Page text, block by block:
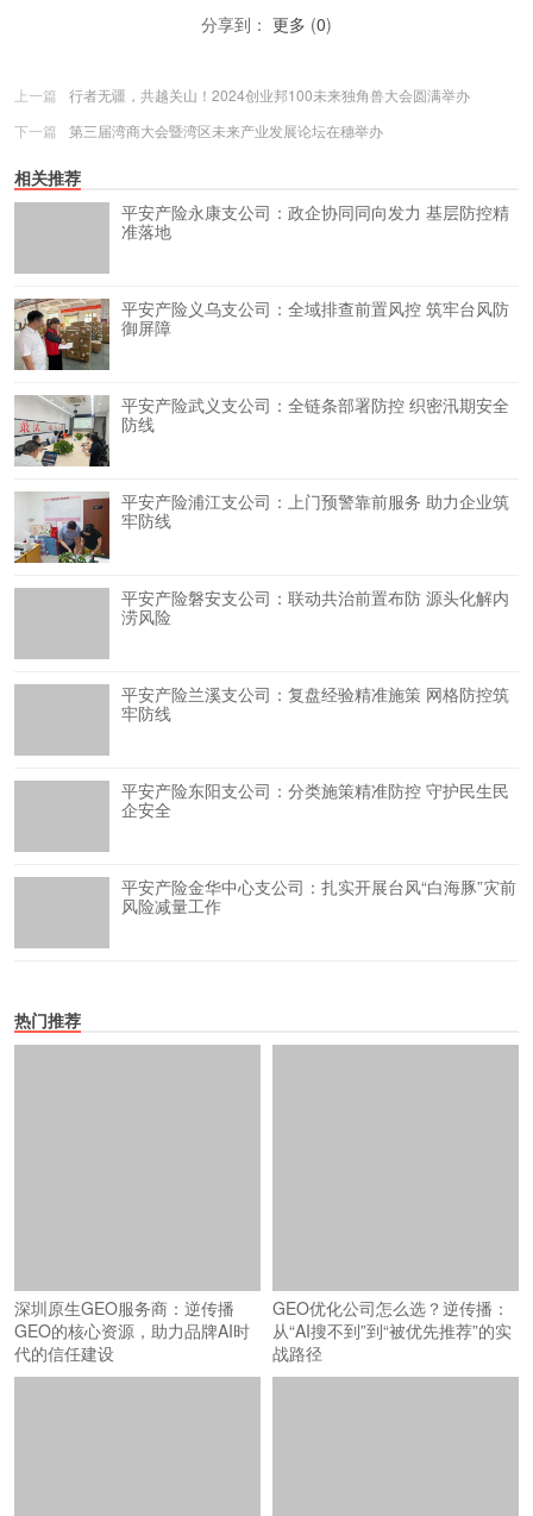
分享到： 更多 (0)
上一篇
行者无疆，共越关山！2024创业邦100未来独角兽大会圆满举办
下一篇
第三届湾商大会暨湾区未来产业发展论坛在穗举办
相关推荐
平安产险永康支公司：政企协同同向发力 基层防控精
准落地
平安产险义乌支公司：全域排查前置风控 筑牢台风防
御屏障
平安产险武义支公司：全链条部署防控 织密汛期安全
防线
平安产险浦江支公司：上门预警靠前服务 助力企业筑
牢防线
平安产险磐安支公司：联动共治前置布防 源头化解内
涝风险
平安产险兰溪支公司：复盘经验精准施策 网格防控筑
牢防线
平安产险东阳支公司：分类施策精准防控 守护民生民
企安全
平安产险金华中心支公司：扎实开展台风“白海豚”灾前
风险减量工作
热门推荐
深圳原生GEO服务商：逆传播
GEO的核心资源，助力品牌AI时
代的信任建设
GEO优化公司怎么选？逆传播：
从“AI搜不到”到“被优先推荐”的实
战路径